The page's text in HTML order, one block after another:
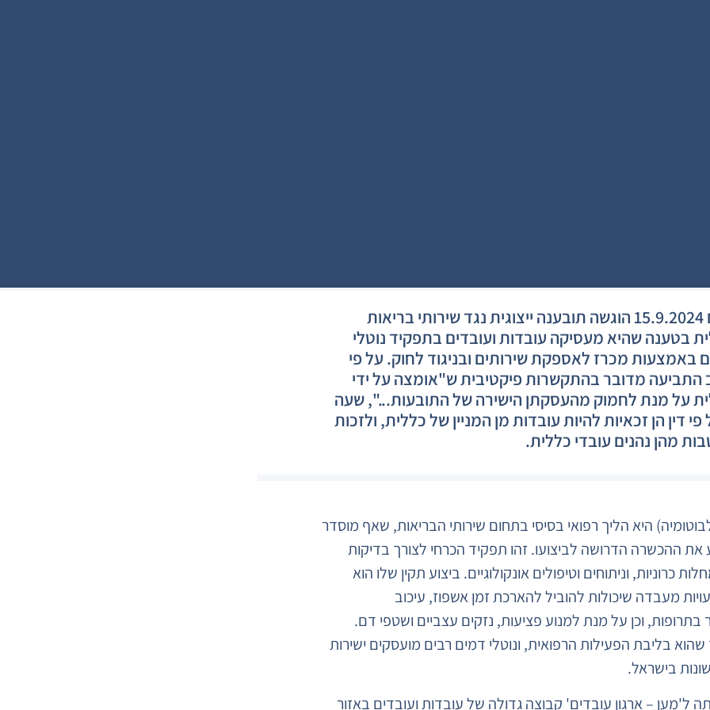
ביום 15.9.2024 הוגשה תובענה ייצוגית נגד שירותי בריאות
בטענה שהיא מעסיקה עובדות ועובדים בתפקיד נוטלי
באמצעות מכרז לאספקת שירותים ובניגוד לחוק. על פי
התביעה מדובר בהתקשרות פיקטיבית ש"אומצה על ידי
על מנת לחמוק מהעסקתן הישירה של התובעות...", שעה
דין הן זכאיות להיות עובדות מן המניין של כללית, ולזכות
מהן נהנים עובדי כללית.
היא הליך רפואי בסיסי בתחום שירותי הבריאות, שאף מוסדר
את ההכשרה הדרושה לביצועו. זהו תפקיד הכרחי לצורך בדיקות
כרוניות, וניתוחים וטיפולים אונקולוגיים. ביצוע תקין שלו הוא
מעבדה שיכולות להוביל להארכת זמן אשפוז, עיכוב
בתרופות, וכן על מנת למנוע פציעות, נזקים עצביים ושטפי דם.
בליבת הפעילות הרפואית, ונוטלי דמים רבים מועסקים ישירות
בישראל.
ל'מען – ארגון עובדים' קבוצה גדולה של עובדות ועובדים באזור